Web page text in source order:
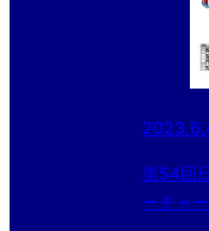
第54回
ーチャ